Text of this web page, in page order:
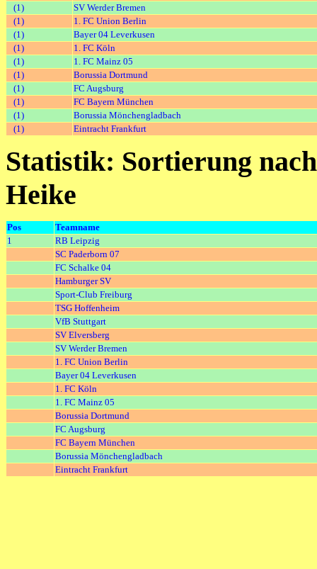
(1)
SV Werder Bremen
(1)
1. FC Union Berlin
(1)
Bayer 04 Leverkusen
(1)
1. FC Köln
(1)
1. FC Mainz 05
(1)
Borussia Dortmund
(1)
FC Augsburg
(1)
FC Bayern München
(1)
Borussia Mönchengladbach
(1)
Eintracht Frankfurt
Statistik: Sortierung
Heike
Pos
Teamname
1
RB Leipzig
SC Paderborn 07
FC Schalke 04
Hamburger SV
Sport-Club Freiburg
TSG Hoffenheim
VfB Stuttgart
SV Elversberg
SV Werder Bremen
1. FC Union Berlin
Bayer 04 Leverkusen
1. FC Köln
1. FC Mainz 05
Borussia Dortmund
FC Augsburg
FC Bayern München
Borussia Mönchengladbach
Eintracht Frankfurt